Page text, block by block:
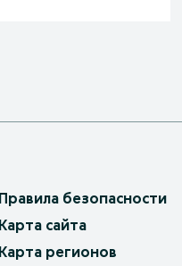
Правила безопасности
Карта сайта
Карта регионов